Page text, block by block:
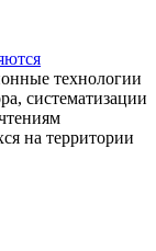
технологии
систематизации
на территории